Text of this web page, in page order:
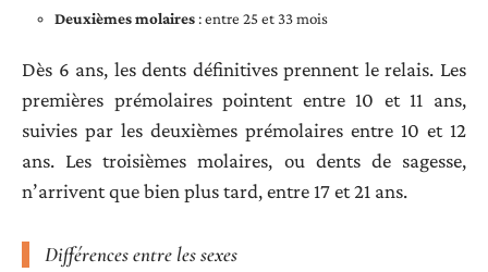
Deuxièmes molaires: entre 25 et 33 mois
Dès 6 ans, les dents définitives prennent le relais. Les
premières prémolaires pointent entre 10 et 11 ans,
suivies par les deuxièmes prémolaires entre 10 et 12
ans. Les troisièmes molaires, ou dents de sagesse,
n’arrivent que bien plus tard, entre 17 et 21 ans.
Différences entre les sexes